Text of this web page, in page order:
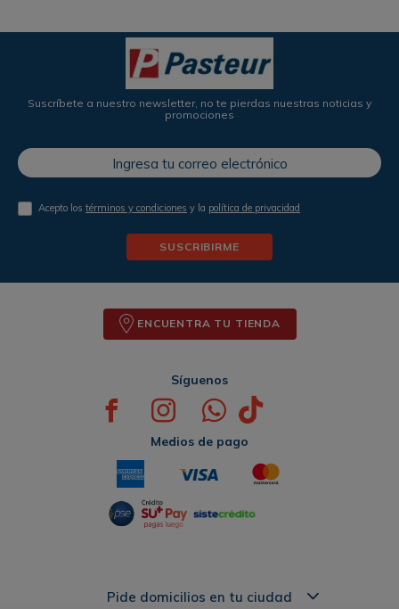
Suscríbete a nuestro newsletter, no te pierdas nuestras noticias y
promociones
Acepto lostérminos y condiciones y la política de privacidad
SUSCRIBIRME
ENCUENTRA TU TIENDA
Síguenos
Medios de pago
Pide domicilios en tu ciudad